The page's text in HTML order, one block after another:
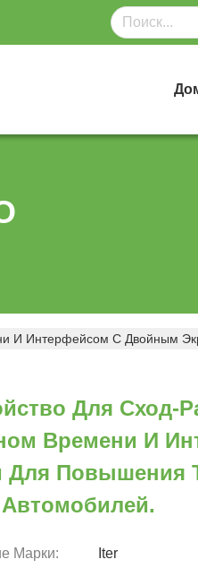
И Интерфейсом С Двойным
Для Сход-
Времени И
Для Повышения
Марки: Iter